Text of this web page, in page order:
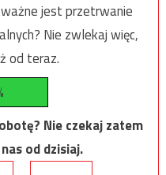
jest przetrwanie
Nie zwlekaj więc,
od teraz.
Nie czekaj zatem
od dzisiaj.